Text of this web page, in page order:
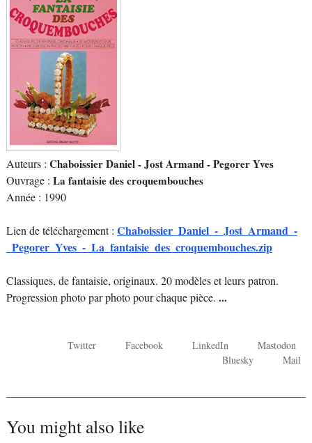
Auteurs : Chaboissier Daniel - Jost Armand - Pegorer Yves
Ouvrage : La fantaisie des croquembouches
Année : 1990
Lien de téléchargement : Chaboissier_Daniel_-_Jost_Armand_-
_Pegorer_Yves_-_La_fantaisie_des_croquembouches.zip
Classiques, de fantaisie, originaux. 20 modèles et leurs patron.
Progression photo par photo pour chaque pièce. ...
Twitter Facebook LinkedIn
Mastodon
Bluesky
Mail
You might also like